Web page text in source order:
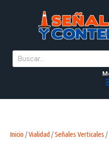
Inicio /Vialidad /Señales Verticales /